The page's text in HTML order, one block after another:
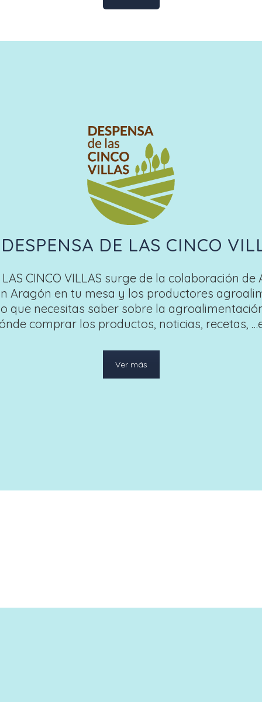
DE LAS CINCO
LAS CINCO VILLAS surge de la colaboración
Aragón en tu mesa y los productores
que necesitas saber sobre la
comprar los productos, noticias, recetas,
Ver más